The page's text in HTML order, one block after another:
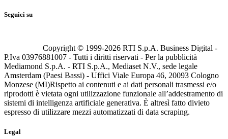
Seguici su
Copyright © 1999-2026 RTI S.p.A. Business Digital -
P.Iva 03976881007 - Tutti i diritti riservati - Per la pubblicità
Mediamond S.p.A. - RTI S.p.A., Mediaset N.V., sede legale
Amsterdam (Paesi Bassi) - Uffici Viale Europa 46, 20093 Cologno
Monzese (MI)Rispetto ai contenuti e ai dati personali trasmessi e/o
riprodotti è vietata ogni utilizzazione funzionale all’addestramento di
sistemi di intelligenza artificiale generativa. È altresì fatto divieto
espresso di utilizzare mezzi automatizzati di data scraping.
Legal